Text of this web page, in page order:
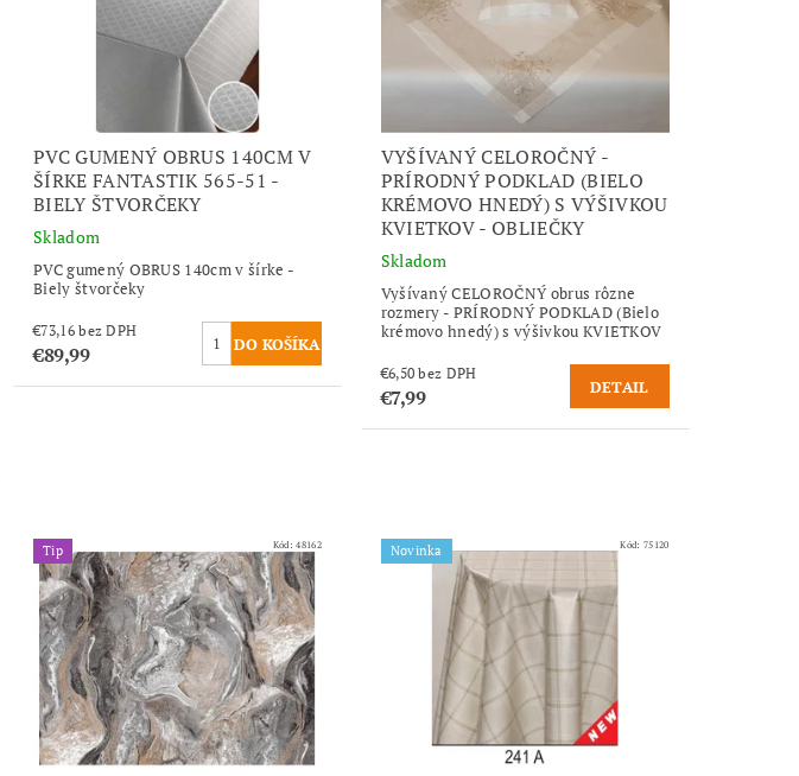
PVC GUMENÝ OBRUS 140CM V
ŠÍRKE FANTASTIK 565-51 -
BIELY ŠTVORČEKY
Skladom
PVC gumený OBRUS 140cm v šírke -
Biely štvorčeky
€73,16 bez DPH
€89,99
VYŠÍVANÝ CELOROČNÝ -
PRÍRODNÝ PODKLAD (BIELO
KRÉMOVO HNEDÝ) S VÝŠIVKOU
KVIETKOV - OBLIEČKY
Skladom
Vyšívaný CELOROČNÝ obrus rôzne
rozmery - PRÍRODNÝ PODKLAD (Bielo
krémovo hnedý) s výšivkou KVIETKOV
€6,50 bez DPH
€7,99 DETAIL
Tip Kód:48162 Novinka Kód:75120